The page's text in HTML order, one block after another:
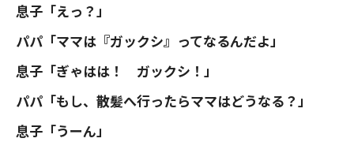
息子「えっ？」
パパ「ママは『ガックシ』ってなるんだよ」
息子「ぎゃはは！ ガックシ！」
パパ「もし、散髪へ行ったらママはどうなる？」
息子「うーん」